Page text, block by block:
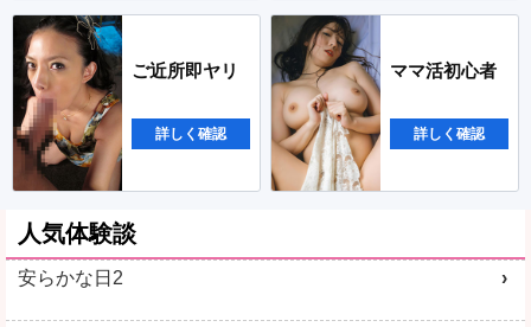
ご近所即ヤリ
詳しく確認
ママ活初心者
詳しく確認
人気体験談
安らかな日2